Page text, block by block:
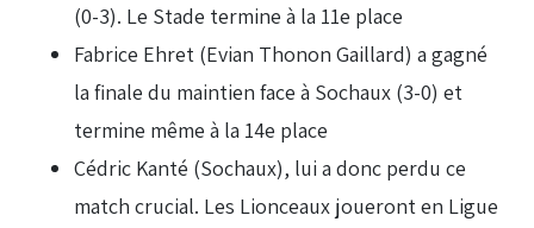
(0-3). Le Stade termine à la 11e place
Fabrice Ehret (Evian Thonon Gaillard) a gagné
la finale du maintien face à Sochaux (3-0) et
termine même à la 14e place
Cédric Kanté (Sochaux), lui a donc perdu ce
match crucial. Les Lionceaux joueront en Ligue